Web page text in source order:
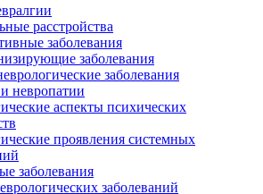
расстройства
заболевания
заболевания
заболевания
невропатии
аспекты психических
проявления системных
заболевания
заболеваний